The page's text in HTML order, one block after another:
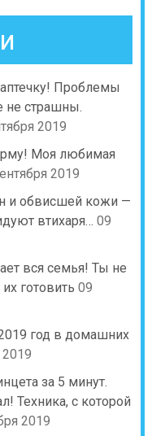
Проблемы
не страшны.
2019
Моя любимая
2019
и обвисшей кожи —
втихаря… 09
вся семья! Ты не
готовить 09
год в домашних
2019
за 5 минут.
Техника, с которой
2019